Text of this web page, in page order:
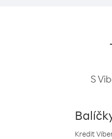
S
Kredit